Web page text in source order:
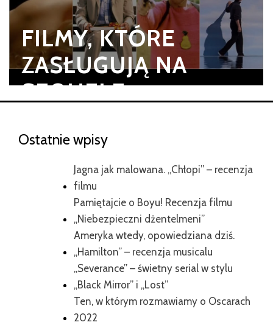
FILMY, KTÓRE
ZASŁUGUJĄ NA
SEQUELE
Ostatnie wpisy
Jagna jak malowana. „Chłopi” – recenzja
filmu
Pamiętajcie o Boyu! Recenzja filmu
„Niebezpieczni dżentelmeni”
Ameryka wtedy, opowiedziana dziś.
„Hamilton” – recenzja musicalu
„Severance” – świetny serial w stylu
„Black Mirror” i „Lost”
Ten, w którym rozmawiamy o Oscarach
2022